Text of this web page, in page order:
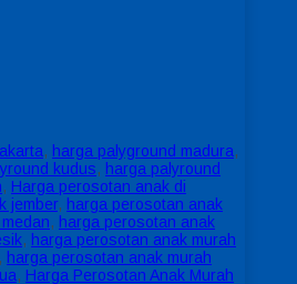
, harga palyground madura,
kudus, harga palyround
, Harga perosotan anak di
jember, harga perosotan anak
, harga perosotan anak
, harga perosotan anak murah
, harga perosotan anak murah
, Harga Perosotan Anak Murah